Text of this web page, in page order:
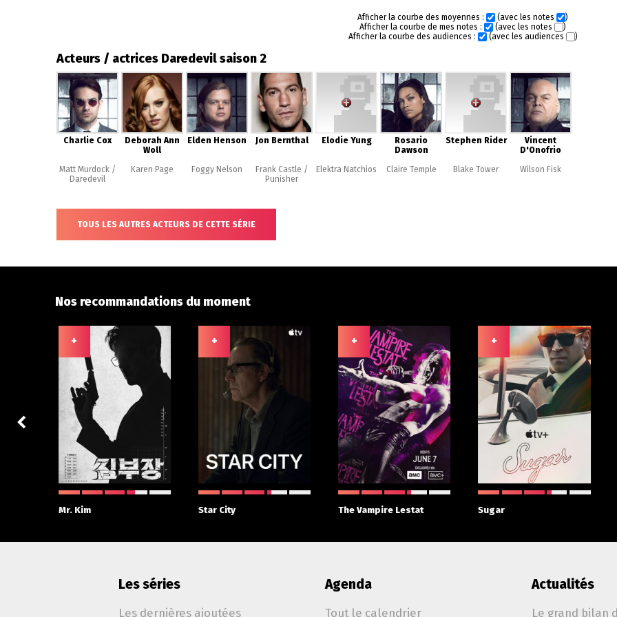
Afficher la courbe des moyennes : (avec les notes
)
Afficher la courbe de mes notes :
(avec les notes
)
Afficher la courbe des audiences :
(avec les audiences )
Acteurs / actrices Daredevil saison 2
Charlie Cox
Matt Murdock /
Daredevil
Deborah Ann
Woll
Karen Page
Elden Henson
Foggy Nelson
Jon Bernthal
Frank Castle /
Punisher
Elodie Yung
Elektra Natchios
Rosario
Dawson
Claire Temple
Stephen Rider
Blake Tower
Vincent
D'Onofrio
Wilson Fisk
TOUS LES AUTRES ACTEURS DE CETTE SÉRIE
Nos recommandations du moment
+
Mr. Kim
+
Star City
+
The Vampire Lestat
+
Sugar
Les séries
Les dernières ajoutées
Agenda
Tout le calendrier
Actualités
Le grand bilan